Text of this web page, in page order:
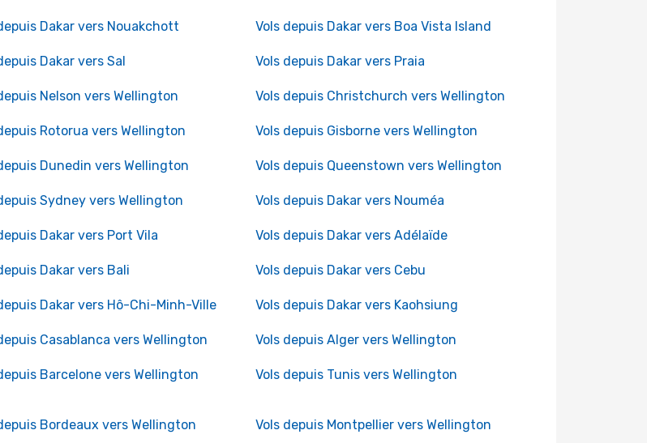
Dakar vers Nouakchott Vols depuis Dakar vers Boa Vista Island
Dakar vers Sal Vols depuis Dakar vers Praia
Nelson vers Wellington Vols depuis Christchurch vers Wellington
Rotorua vers Wellington Vols depuis Gisborne vers Wellington
Dunedin vers Wellington Vols depuis Queenstown vers Wellington
Sydney vers Wellington Vols depuis Dakar vers Nouméa
Dakar vers Port Vila Vols depuis Dakar vers Adélaïde
Dakar vers Bali Vols depuis Dakar vers Cebu
Dakar vers Hô-Chi-Minh-Ville Vols depuis Dakar vers Kaohsiung
Casablanca vers Wellington Vols depuis Alger vers Wellington
Barcelone vers Wellington Vols depuis Tunis vers Wellington
Bordeaux vers Wellington Vols depuis Montpellier vers Wellington